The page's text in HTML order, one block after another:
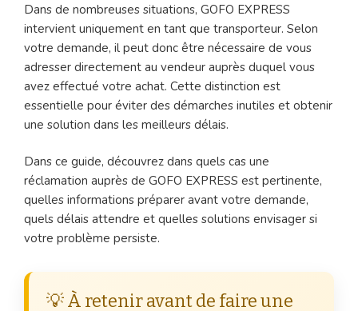
Dans de nombreuses situations, GOFO EXPRESS
intervient uniquement en tant que transporteur. Selon
votre demande, il peut donc être nécessaire de vous
adresser directement au vendeur auprès duquel vous
avez effectué votre achat. Cette distinction est
essentielle pour éviter des démarches inutiles et obtenir
une solution dans les meilleurs délais.
Dans ce guide, découvrez dans quels cas une
réclamation auprès de GOFO EXPRESS est pertinente,
quelles informations préparer avant votre demande,
quels délais attendre et quelles solutions envisager si
votre problème persiste.
💡 À retenir avant de faire une